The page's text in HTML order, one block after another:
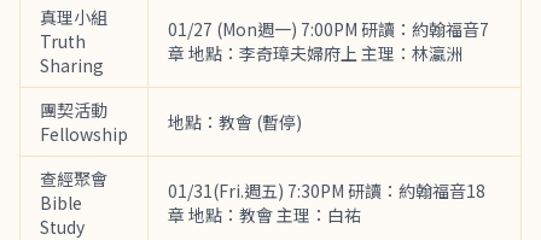
真理小組
Truth
Sharing
01/27 (Mon週一) 7:00PM 研讀：約翰福音7
章 地點：李奇璋夫婦府上 主理：林瀛洲
團契活動
Fellowship
地點：教會 (暫停)
查經聚會
Bible
Study
01/31(Fri.週五) 7:30PM 研讀：約翰福音18
章 地點：教會 主理：白祐